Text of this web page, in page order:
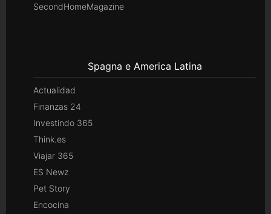
SecondHomeMagazine
Spagna e America Latina
Actualidad
Finanzas 24
Investindo 365
Think.es
Viajar 365
ES Newz
Pet Story
Encocina